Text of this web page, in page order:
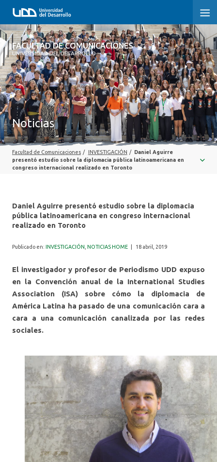
FACULTAD DE COMUNICACIONES
UNIVERSIDAD DEL DESARROLLO
FACULTAD DE COMUNICACIONES
INICIO
SOBRE LA FACULTAD
CARRERAS
POSTGRADOS Y EDUCACIÓN CONTINUA
INVESTIGACIÓN
ALUMNI
Noticias
Facultad de Comunicaciones / INVESTIGACIÓN / Daniel Aguirre
presentó estudio sobre la diplomacia pública latinoamericana en
congreso internacional realizado en Toronto
Daniel Aguirre presentó estudio sobre la diplomacia
pública latinoamericana en congreso internacional
realizado en Toronto
Publicado en: INVESTIGACIÓN NOTICIAS HOME 18 abril, 2019
El investigador y profesor de Periodismo UDD expuso
en la Convención anual de la International Studies
Association (ISA) sobre cómo la diplomacia de
América Latina ha pasado de una comunicación cara a
cara a una comunicación canalizada por las redes
sociales.